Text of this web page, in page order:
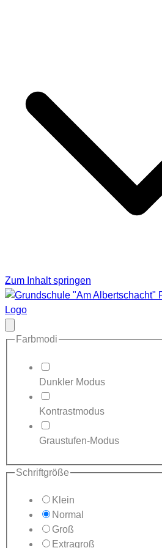
Zum Inhalt springen
schließen
Farbmodi
Dunkler Modus
Kontrastmodus
Graustufen-Modus
Schriftgröße
Klein
Normal
Groß
Extragroß